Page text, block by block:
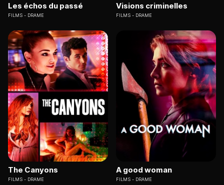
Les échos du passé
FILMS DRAME
Visions criminelles
FILMS DRAME
The Canyons
FILMS DRAME
A good woman
FILMS DRAME